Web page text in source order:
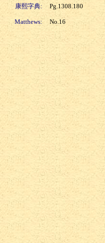
康熙字典: Pg.1308.180
Matthews: No.16